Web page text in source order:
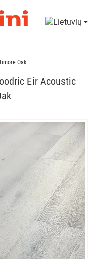
Oak
Eir Acoustic